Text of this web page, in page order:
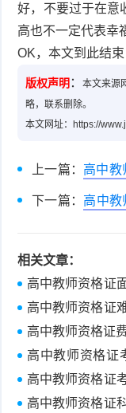
好，不要过于在意
高也不一定代表幸
OK，本文到此结
版权声明 ：本文来源
略，联系删除。
本文网址：https://
上一篇： 高中教
下一篇： 高中教
相关文章：
高中教师资格证
经验)
高中教师资格证
度如何)
高中教师资格证
高中教师资格证
学教师资格考试
高中教师资格证
治教师资格证考
高中教师资格证